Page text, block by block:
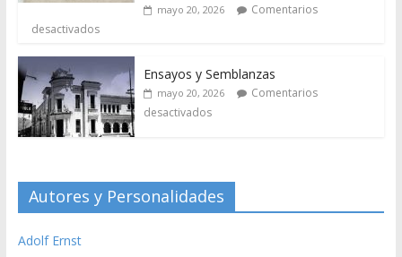
mayo 20, 2026
Comentarios
desactivados
Ensayos y Semblanzas
mayo 20, 2026
Comentarios
desactivados
Autores y Personalidades
Adolf Ernst